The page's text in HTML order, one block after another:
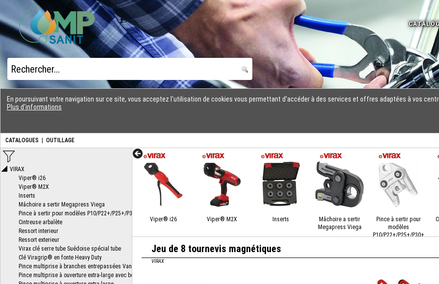
CATALOGUES OUTILLAGE
En poursuivant votre navigation sur ce site, vous acceptez l'utilisation de cookies vous permettant d'accéder à des services et offres adaptées à vos
Plus d'informations
Viper® i26 Viper® M2X Inserts
Mâchoire a sertir
Megapress Viega
Pince à sertir pour
modèles
P10/P22+/P25+/P30+